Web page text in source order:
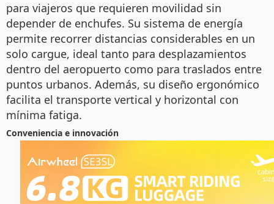
para viajeros que requieren movilidad sin
depender de enchufes. Su sistema de energía
permite recorrer distancias considerables en un
solo cargue, ideal tanto para desplazamientos
dentro del aeropuerto como para traslados entre
puntos urbanos. Además, su diseño ergonómico
facilita el transporte vertical y horizontal con
mínima fatiga.
Conveniencia e innovación